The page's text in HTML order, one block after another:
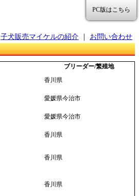
PC版はこちら
子犬販売マイケルの紹介
お問い合わせ
ブリーダー/繁殖地
香川県
愛媛県今治市
愛媛県今治市
香川県
香川県
香川県